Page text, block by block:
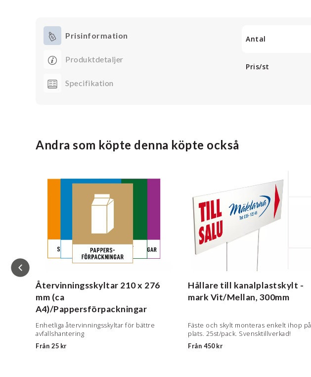
Prisinformation
Produktdetaljer
Specifikation
Antal
Pris/st
Andra som köpte denna köpte också
Återvinningsskyltar 210 x 276
mm (ca
A4)/Pappersförpackningar
Enhetliga återvinningsskyltar för bättre
avfallshantering
Från 25 kr
Hållare till kanalplastskylt -
markVit/Mellan, 300mm
Fäste och skylt monteras enkelt ihop på
plats. 25st/pack. Svensktillverkad!
Från 450 kr